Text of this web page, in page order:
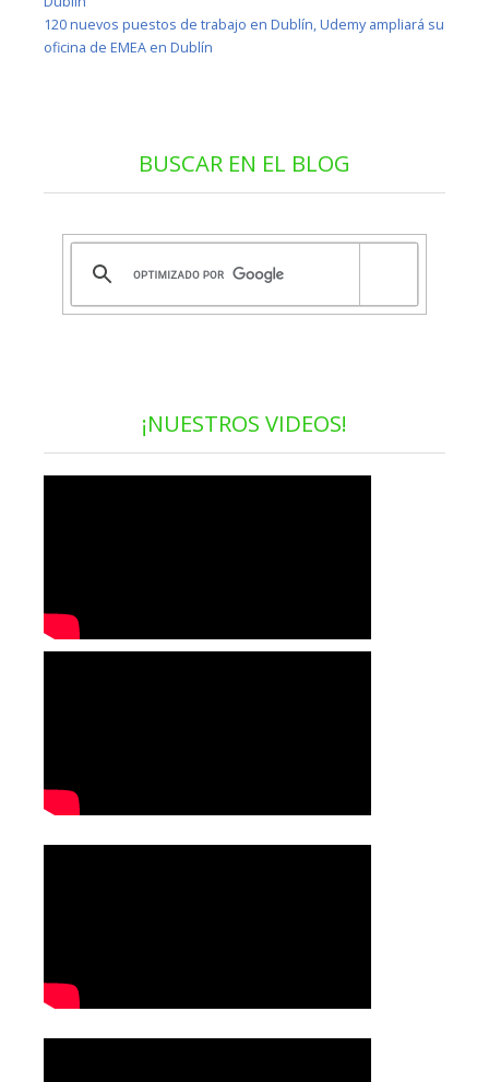
120 nuevos puestos de trabajo en Dublín, Udemy ampliará su
oficina de EMEA en Dublín
BUSCAR EN EL BLOG
¡NUESTROS VIDEOS!